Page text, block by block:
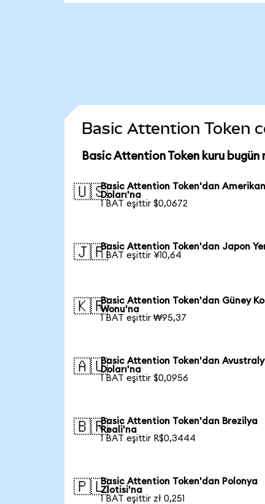
Basic Attention Token
Basic Attention Token kuru bugün
🇺🇸Basic Attention Token'dan Amerikan
Doları'na
1 BAT eşittir $0,0672
🇯🇵Basic Attention Token'dan Japon
1 BAT eşittir ¥10,64
🇰🇷Basic Attention Token'dan Güney
Wonu'na
1 BAT eşittir ₩95,37
🇦🇺Basic Attention Token'dan
Doları'na
1 BAT eşittir $0,0956
🇧🇷Basic Attention Token'dan Brezilya
Reali'na
1 BAT eşittir R$0,3444
🇵🇱Basic Attention Token'dan Polonya
Zlotisi'na
1 BAT eşittir zł 0,251